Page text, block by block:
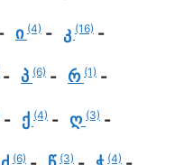
ი (4) კ (16)
პ (6) რ (1)
ქ (4) ღ (3)
(6) (3) (4)